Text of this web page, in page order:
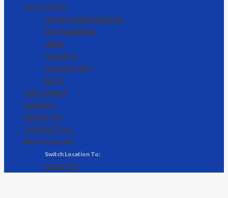
RESOURCES
WHEN SOMEONE DIES
PRE PLANNING
URNS
CASKETS
EULOGY TIPS
BLOG
OBITUARIES
GALLERY
ABOUT US
CONTACT US
🌐 MONTEGO BAY
KINGSTON